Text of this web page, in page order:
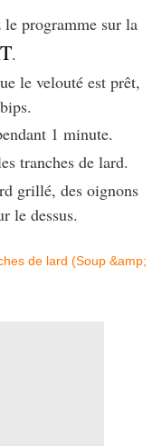
programme sur la
.
le velouté est prêt,
1 minute.
tranches de lard.
grillé, des oignons
le dessus.